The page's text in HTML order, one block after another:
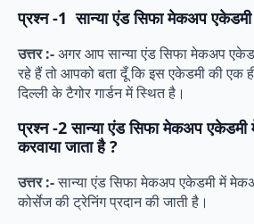
प्रश्न -1 सान्या एंड सिफा मेकअप
उत्तर :-अगर आप सान्या एंड सिफा मेकअप
रहे हैं तो आपको बता दूँ कि इस एकेडमी की एक
दिल्ली के टैगोर गार्डन में स्थित है।
प्रश्न -2सान्या एंड सिफा मेकअप एकेडमी
करवाया जाता है ?
उत्तर :-सान्या एंड सिफा मेकअप एकेडमी में
कोर्सेज की ट्रेनिंग प्रदान की जाती है।